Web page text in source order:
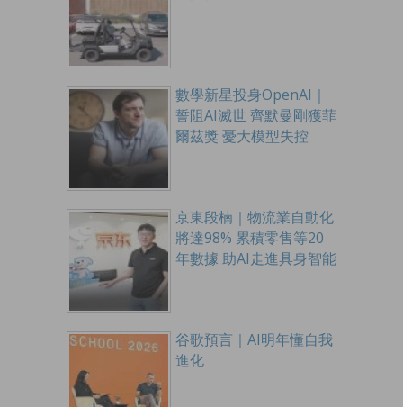
數學新星投身OpenAI｜
誓阻AI滅世 齊默曼剛獲菲
爾茲獎 憂大模型失控
京東段楠｜物流業自動化
將達98% 累積零售等20
年數據 助AI走進具身智能
谷歌預言｜AI明年懂自我
進化